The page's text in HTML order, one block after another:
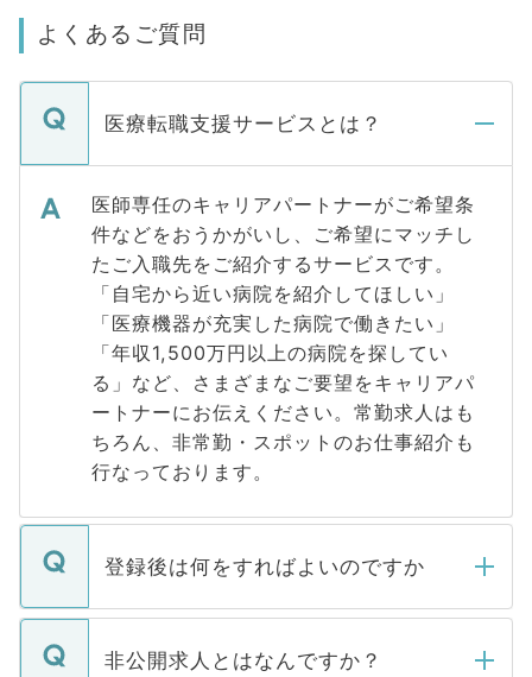
よくあるご質問
医療転職支援サービスとは？
医師専任のキャリアパートナーがご希望条
件などをおうかがいし、ご希望にマッチし
たご入職先をご紹介するサービスです。
「自宅から近い病院を紹介してほしい」
「医療機器が充実した病院で働きたい」
「年収1,500万円以上の病院を探してい
る」など、さまざまなご要望をキャリアパ
ートナーにお伝えください。常勤求人はも
ちろん、非常勤・スポットのお仕事紹介も
行なっております。
登録後は何をすればよいのですか
ご登録いただきましたら、弊社担当者がご
登録内容を確認し、その後メールもしくは
非公開求人とはなんですか？